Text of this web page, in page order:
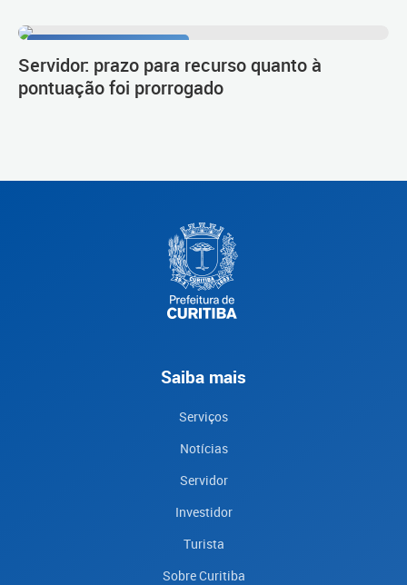
Servidor: prazo para recurso quanto à
pontuação foi prorrogado
Saiba mais
Serviços
Notícias
Servidor
Investidor
Turista
Sobre Curitiba